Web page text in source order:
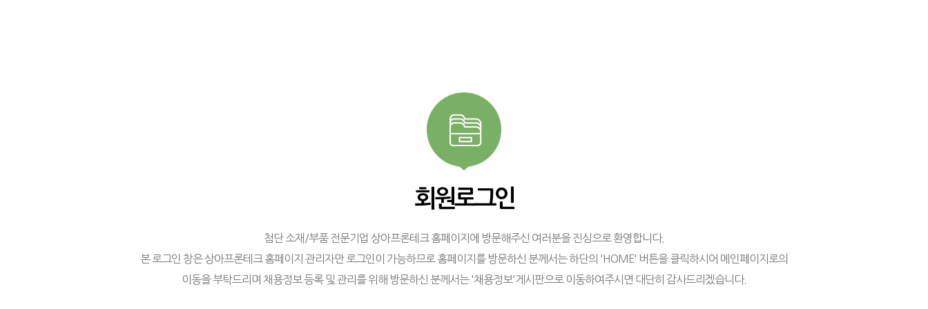
회원로그인
첨단 소재/부품 전문기업 상아프론테크 홈페이지에 방문해주신 여러분을 진심으로 환영합니다.
본 로그인 창은 상아프론테크 홈페이지 관리자만 로그인이 가능하므로 홈페이지를 방문하신 분께서는 하단의 'HOME' 버튼을 클릭하시어 메인페이지로의
이동을 부탁드리며 채용정보 등록 및 관리를 위해 방문하신 분께서는 '채용정보'게시판으로 이동하여주시면 대단히 감사드리겠습니다.